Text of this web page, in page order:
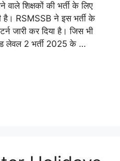
शिक्षकों की भर्ती के लिए
है। RSMSSB ने इस भर्ती के
जारी कर दिया है। जिस भी
लेवल 2 भर्ती 2025 के …